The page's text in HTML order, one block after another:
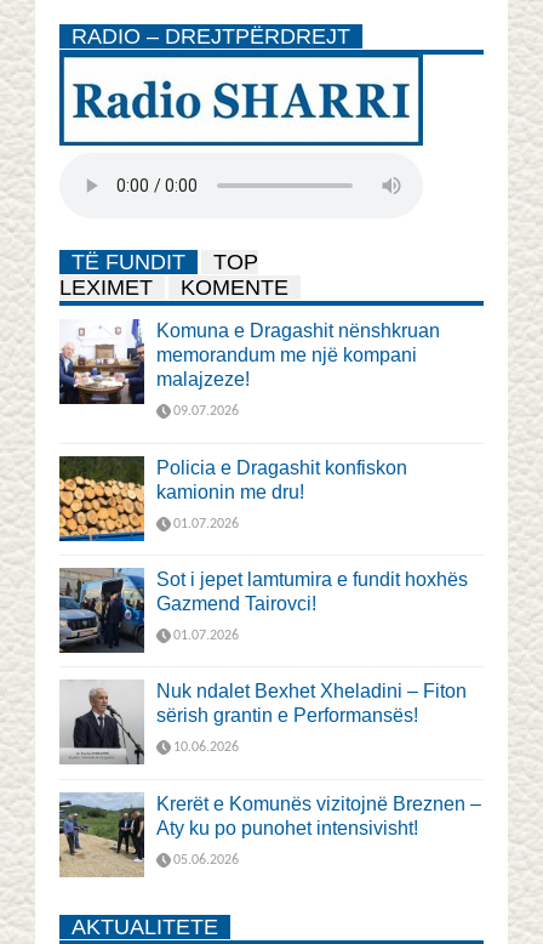
RADIO – DREJTPËRDREJT
TË FUNDIT
TOP
LEXIMET
KOMENTE
Komuna e Dragashit nënshkruan
memorandum me një kompani
malajzeze!
09.07.2026
Policia e Dragashit konfiskon
kamionin me dru!
01.07.2026
Sot i jepet lamtumira e fundit hoxhës
Gazmend Tairovci!
01.07.2026
Nuk ndalet Bexhet Xheladini – Fiton
sërish grantin e Performansës!
10.06.2026
Krerët e Komunës vizitojnë Breznen –
Aty ku po punohet intensivisht!
05.06.2026
AKTUALITETE